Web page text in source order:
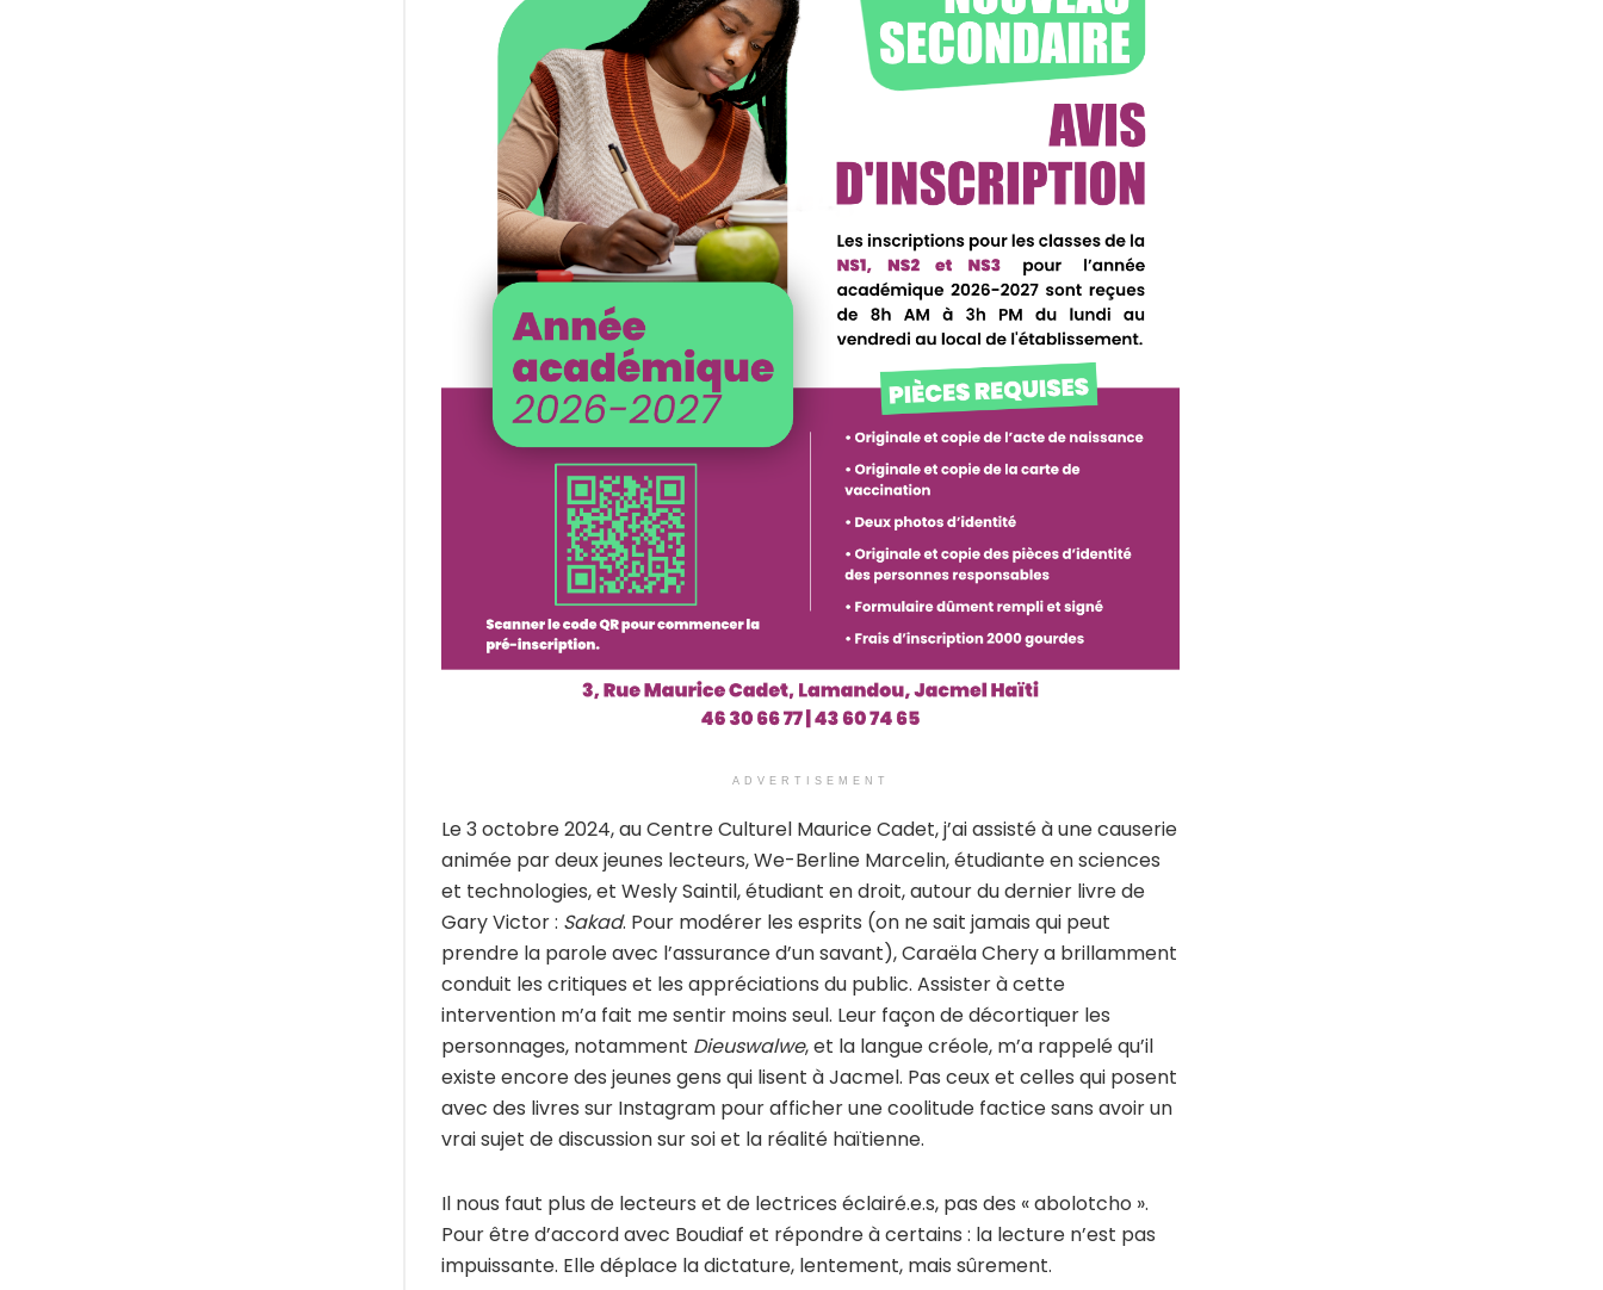
ADVERTISEMENT
Le 3 octobre 2024, au Centre Culturel Maurice Cadet, j’ai assisté à une causerie
animée par deux jeunes lecteurs, We-Berline Marcelin, étudiante en sciences
et technologies, et Wesly Saintil, étudiant en droit, autour du dernier livre de
Gary Victor : Sakad. Pour modérer les esprits (on ne sait jamais qui peut
prendre la parole avec l’assurance d’un savant), Caraëla Chery a brillamment
conduit les critiques et les appréciations du public. Assister à cette
intervention m’a fait me sentir moins seul. Leur façon de décortiquer les
personnages, notamment Dieuswalwe, et la langue créole, m’a rappelé qu’il
existe encore des jeunes gens qui lisent à Jacmel. Pas ceux et celles qui posent
avec des livres sur Instagram pour afficher une coolitude factice sans avoir un
vrai sujet de discussion sur soi et la réalité haïtienne.
Il nous faut plus de lecteurs et de lectrices éclairé.e.s, pas des « abolotcho ».
Pour être d’accord avec Boudiaf et répondre à certains : la lecture n’est pas
impuissante. Elle déplace la dictature, lentement, mais sûrement.